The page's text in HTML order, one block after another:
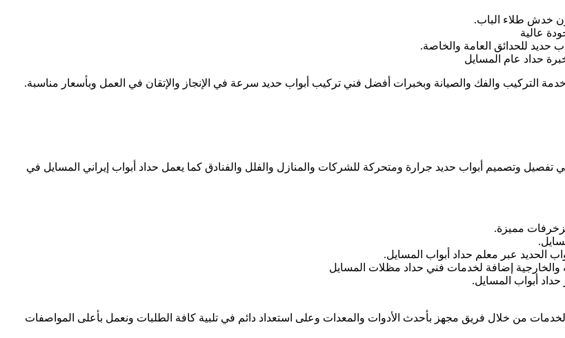
خدش طلاء الباب.
عالية
حديد للحدائق العامة والخاصة.
حداد عام المسايل
في تفصيل وتصميم أبواب حديد جرارة ومتحركة للشركات والمنازل والفلل والفنادق كما يعمل حداد أبواب إيراني المسايل في
مميزة.
الحديد عبر معلم حداد أبواب المسايل.
والخارجية إضافة لخدمات فني حداد مظلات المسايل
حداد أبواب المسايل.
من خلال فريق مجهز بأحدث الأدوات والمعدات وعلى استعداد دائم في تلبية كافة الطلبات ونعمل بأعلى المواصفات